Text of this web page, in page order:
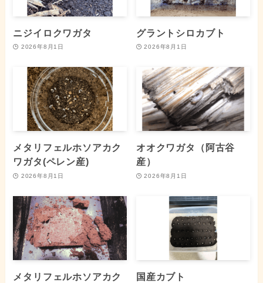
ニジイロクワガタ
2026年8月1日
グラントシロカブト
2026年8月1日
メタリフェルホソアカク
ワガタ(ペレン産)
2026年8月1日
オオクワガタ（阿古谷
産）
2026年8月1日
メタリフェルホソアカク
国産カブト